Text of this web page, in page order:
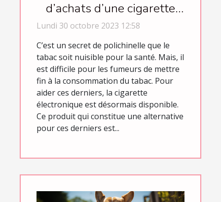
d’achats d’une cigarette
électronique ?
Lundi 30 octobre 2023 12:58
C’est un secret de polichinelle que le
tabac soit nuisible pour la santé. Mais, il
est difficile pour les fumeurs de mettre
fin à la consommation du tabac. Pour
aider ces derniers, la cigarette
électronique est désormais disponible.
Ce produit qui constitue une alternative
pour ces derniers est...